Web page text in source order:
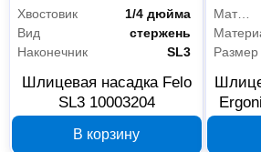
Хвостовик
1/4 дюйма
Вид
стержень
Наконечник
SL3
Шлицевая насадка Felo
SL3 10003204
В корзину
Материал рукояти